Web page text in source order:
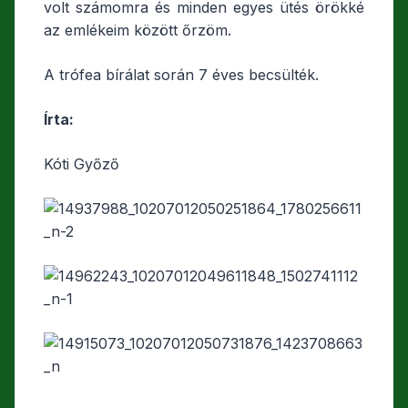
volt számomra és minden egyes ütés örökké
az emlékeim között őrzöm.
A trófea bírálat során 7 éves becsülték.
Írta:
Kóti Győző